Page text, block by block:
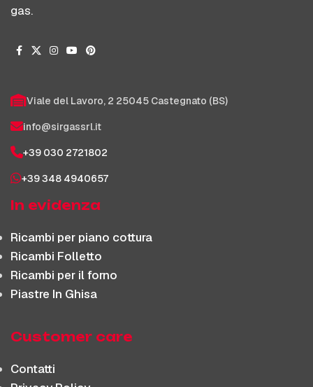
gas.
Viale del Lavoro, 2 25045 Castegnato (BS)
info@sirgassrl.it
+39 030 2721802
+39 348 4940657
In evidenza
Ricambi per piano cottura
Ricambi Folletto
Ricambi per il forno
Piastre In Ghisa
Customer care
Contatti